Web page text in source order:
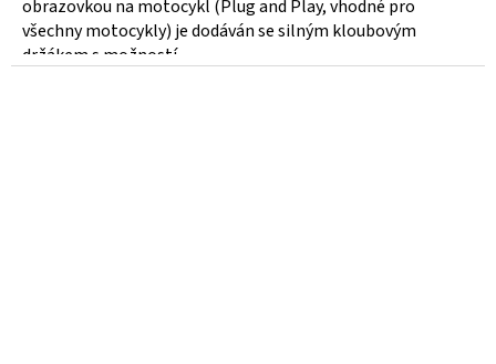
obrazovkou na motocykl (Plug and Play, vhodné pro
všechny motocykly) je dodáván se silným kloubovým
držákem s možností...